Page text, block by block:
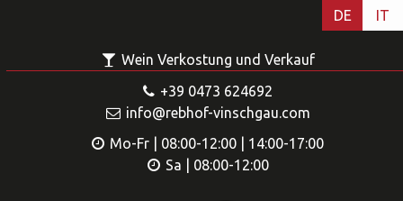
DE IT
Wein Verkostung und Verkauf
+39 0473 624692
info@rebhof-vinschgau.com
Mo-Fr | 08:00-12:00 | 14:00-17:00
Sa | 08:00-12:00